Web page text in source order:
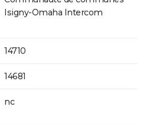
Isigny-Omaha Intercom
14710
14681
nc